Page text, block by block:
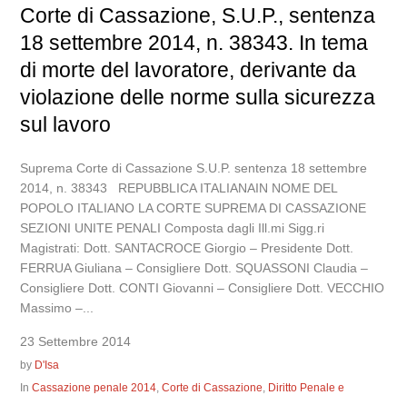
Corte di Cassazione, S.U.P., sentenza
18 settembre 2014, n. 38343. In tema
di morte del lavoratore, derivante da
violazione delle norme sulla sicurezza
sul lavoro
Suprema Corte di Cassazione S.U.P. sentenza 18 settembre
2014, n. 38343 REPUBBLICA ITALIANAIN NOME DEL
POPOLO ITALIANO LA CORTE SUPREMA DI CASSAZIONE
SEZIONI UNITE PENALI Composta dagli Ill.mi Sigg.ri
Magistrati: Dott. SANTACROCE Giorgio – Presidente Dott.
FERRUA Giuliana – Consigliere Dott. SQUASSONI Claudia –
Consigliere Dott. CONTI Giovanni – Consigliere Dott. VECCHIO
Massimo –...
23 Settembre 2014
by D'Isa
InCassazione penale 2014,Corte di Cassazione, Diritto Penale e